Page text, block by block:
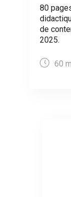
80
de
2025.
60